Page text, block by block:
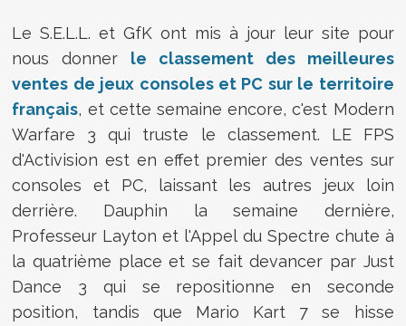
Le S.E.L.L. et GfK ont mis à jour leur site pour
nous donner le classement des meilleures
ventes de jeux consoles et PC sur le territoire
français, et cette semaine encore, c'est Modern
Warfare 3 qui truste le classement. LE FPS
d'Activision est en effet premier des ventes sur
consoles et PC, laissant les autres jeux loin
derrière. Dauphin la semaine dernière,
Professeur Layton et l'Appel du Spectre chute à
la quatrième place et se fait devancer par Just
Dance 3 qui se repositionne en seconde
position, tandis que Mario Kart 7 se hisse